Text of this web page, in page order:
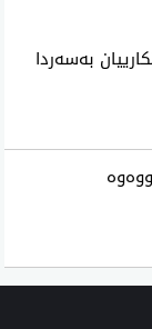
به‌سه‌ردا